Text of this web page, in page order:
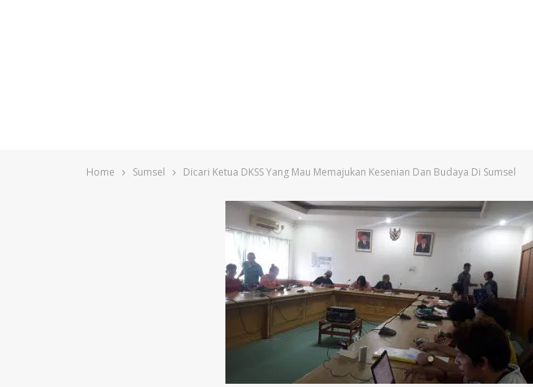
Home Sumsel Dicari Ketua DKSS Yang Mau Memajukan Kesenian Dan Budaya Di Sumsel